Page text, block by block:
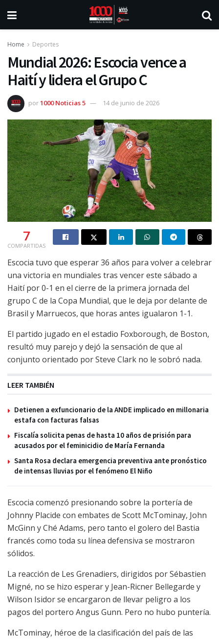
Home Deportes
Mundial 2026: Escocia vence a
Haití y lidera el Grupo C
por1000 Noticias 5 14 de junio de 2026
7
COMPARTIDAS
Escocia tuvo que esperar 36 años para volver a celebrar
una victoria en mundiales tras vencer este sábado a
Haití por 0-1 en el cierre de la primera jornada del
grupo C de la Copa Mundial, que le deja por delante de
Brasil y Marruecos, que horas antes igualaron 1-1.
El partido jugado en el estadio Foxborough, de Boston,
resultó muy parejo y dejó la sensación de que al
conjunto orientado por Steve Clark no le sobró nada.
LEER TAMBIÉN
Detienen a exfuncionario de la ANDE implicado en millonaria
estafa con facturas falsas
Fiscalía solicita penas de hasta 10 años de prisión para
acusados por el feminicidio de María Fernanda
Santa Rosa declara emergencia preventiva ante pronóstico
de intensas lluvias por el fenómeno El Niño
Escocia comenzó presionando sobre la portería de
Johnny Placide con embates de Scott McTominay, John
McGinn y Ché Adams, pero tanto el golero del Bastia
francés como toda su línea defensiva se mostraron
sólidos.
La reacción de Les Grenadiers, dirigidos por Sébastien
Migné, no se hizo esperar y Jean-Ricner Bellegarde y
Wilson Isidor se encargaron de llevar peligro a los
pagos del portero Angus Gunn. Pero no hubo puntería.
McTominay, héroe de la clasificación del país de las